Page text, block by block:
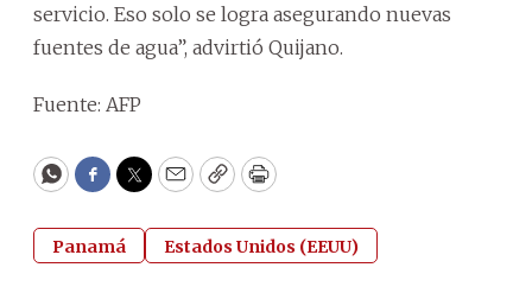
servicio. Eso solo se logra asegurando nuevas
fuentes de agua”, advirtió Quijano.
Fuente: AFP
WhatsApp
Facebook
Twitter
EmailCopyPrint
Panamá Estados Unidos (EEUU)